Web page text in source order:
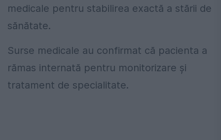
medicale pentru stabilirea exactă a stării de
sănătate.
Surse medicale au confirmat că pacienta a
rămas internată pentru monitorizare și
tratament de specialitate.